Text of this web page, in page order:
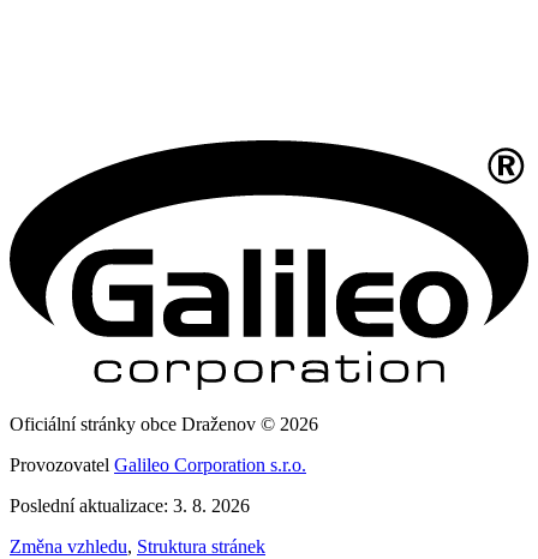
Oficiální stránky obce Draženov © 2026
Provozovatel Galileo Corporation s.r.o.
Poslední aktualizace: 3. 8. 2026
Změna vzhledu, Struktura stránek